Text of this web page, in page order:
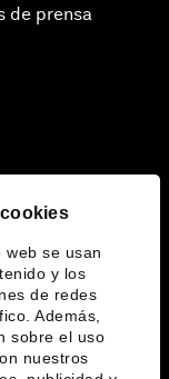
web se usan
y los
de redes
Además,
sobre el uso
nuestros
de prensa